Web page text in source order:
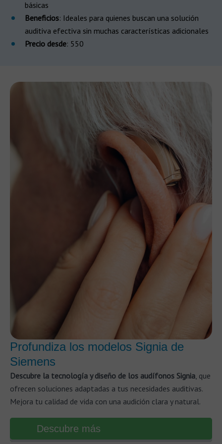
básicas
Beneficios: Ideales para quienes buscan una solución
auditiva efectiva sin muchas características adicionales
Precio desde: 550
Profundiza los modelos Signia de
Siemens
Descubre la tecnología y diseño de los audífonos Signia, que
ofrecen soluciones adaptadas a tus necesidades auditivas.
Mejora tu calidad de vida con una audición clara y natural.
Descubre más